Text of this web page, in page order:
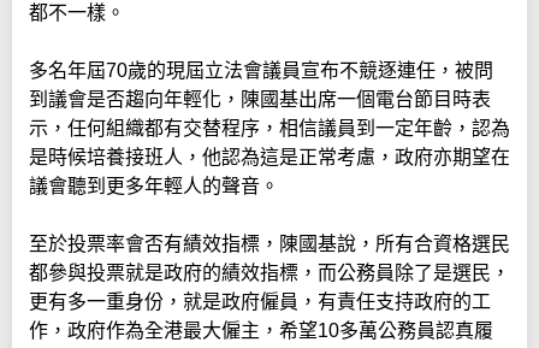
都不一樣。
多名年屆70歲的現屆立法會議員宣布不競逐連任，被問
到議會是否趨向年輕化，陳國基出席一個電台節目時表
示，任何組織都有交替程序，相信議員到一定年齡，認為
是時候培養接班人，他認為這是正常考慮，政府亦期望在
議會聽到更多年輕人的聲音。
至於投票率會否有績效指標，陳國基說，所有合資格選民
都參與投票就是政府的績效指標，而公務員除了是選民，
更有多一重身份，就是政府僱員，有責任支持政府的工
作，政府作為全港最大僱主，希望10多萬公務員認真履